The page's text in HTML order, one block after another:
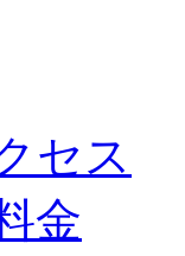
セス
金